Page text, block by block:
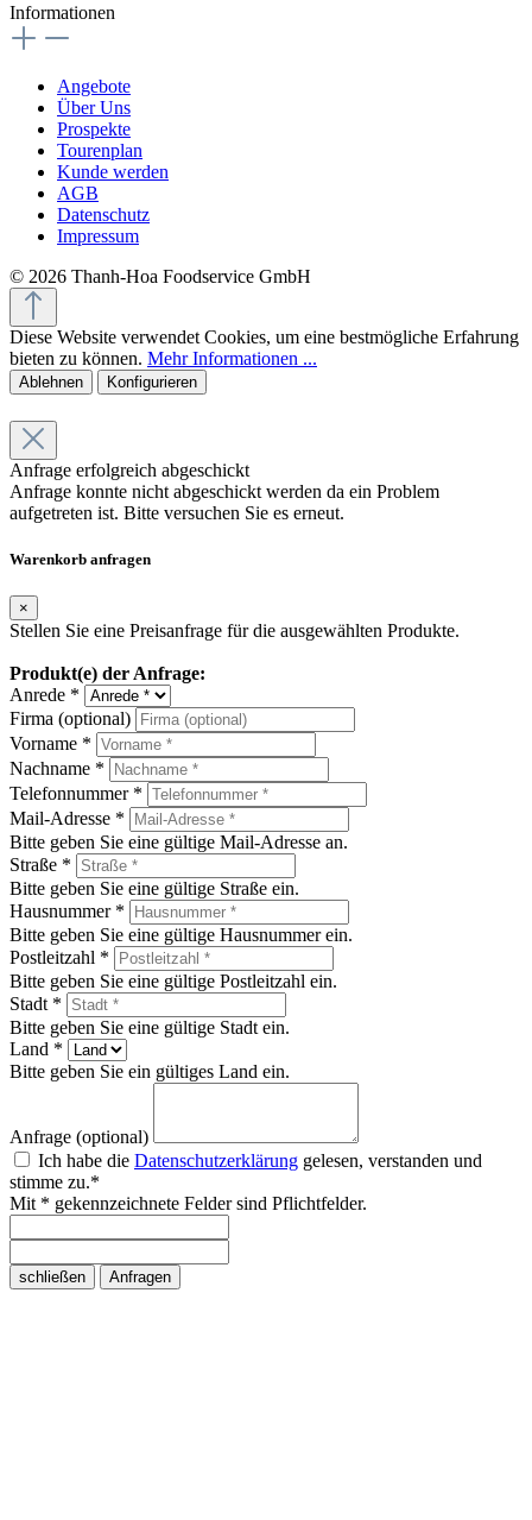
Informationen
Angebote
Über Uns
Prospekte
Tourenplan
Kunde werden
AGB
Datenschutz
Impressum
© 2026 Thanh-Hoa Foodservice GmbH
Diese Website verwendet Cookies, um eine bestmögliche Erfahrung
bieten zu können. Mehr Informationen ...
Ablehnen Konfigurieren
Anfrage erfolgreich abgeschickt
Anfrage konnte nicht abgeschickt werden da ein Problem
aufgetreten ist. Bitte versuchen Sie es erneut.
Warenkorb anfragen
×
Stellen Sie eine Preisanfrage für die ausgewählten Produkte.
Produkt(e) der Anfrage:
Anrede *
Firma (optional)
Vorname *
Nachname *
Telefonnummer *
Mail-Adresse *
Bitte geben Sie eine gültige Mail-Adresse an.
Straße *
Bitte geben Sie eine gültige Straße ein.
Hausnummer *
Bitte geben Sie eine gültige Hausnummer ein.
Postleitzahl *
Bitte geben Sie eine gültige Postleitzahl ein.
Stadt *
Bitte geben Sie eine gültige Stadt ein.
Land *
Bitte geben Sie ein gültiges Land ein.
Anfrage (optional)
Ich habe die Datenschutzerklärung gelesen, verstanden und
stimme zu.*
Mit * gekennzeichnete Felder sind Pflichtfelder.
schließen Anfragen